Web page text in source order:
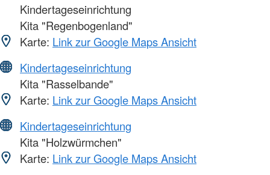
Kindertageseinrichtung
Kita "Regenbogenland"
Karte: Link zur Google Maps Ansicht
Kindertageseinrichtung
Kita "Rasselbande"
Karte: Link zur Google Maps Ansicht
Kindertageseinrichtung
Kita "Holzwürmchen"
Karte: Link zur Google Maps Ansicht